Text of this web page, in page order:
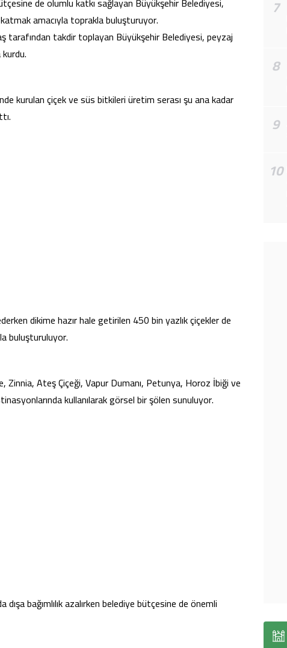
amacıyla toprakla buluşturuyor.
tarafından takdir toplayan Büyükşehir Belediyesi, peyzaj
kurulan çiçek ve süs bitkileri üretim serası şu ana kadar
dikime hazır hale getirilen 450 bin yazlık çiçekler de
buluşturuluyor.
Zinnia, Ateş Çiçeği, Vapur Dumanı, Petunya, Horoz İbiği ve
kullanılarak görsel bir şölen sunuluyor.
bağımlılık azalırken belediye bütçesine de önemli
7
8
9
10